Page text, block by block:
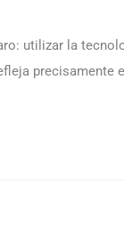
utilizar la
precisamente